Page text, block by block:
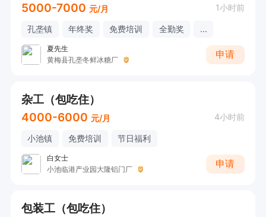
5000-7000 元/月 1小时前
孔垄镇 年终奖 免费培训 全勤奖 ...
夏先生
黄梅县孔垄冬鲜冰糖厂
申请
杂工（包吃住）
4000-6000 元/月 4小时前
小池镇 免费培训 节日福利
白女士
小池临港产业园大隆铝门厂
申请
包装工（包吃住）